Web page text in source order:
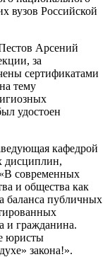
вузов Российской
Арсений
за
сертификатами
тему
удостоен
кафедрой
дисциплин,
современных
и общества как
баланса публичных
и гражданина.
юристы
закона!».